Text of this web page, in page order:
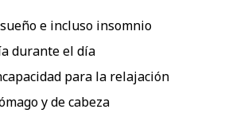
e incluso insomnio
durante el día
para la relajación
y de cabeza